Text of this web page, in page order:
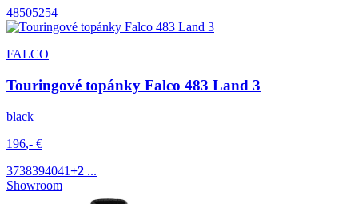
48505254
FALCO
Touringové topánky Falco 483 Land 3
black
196,- €
3738394041+2 ...
Showroom